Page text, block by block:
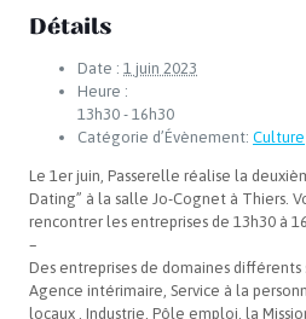
Détails
Date : 1 juin 2023
Heure :
13h30 - 16h30
Catégorie d’Évènement: Culture
Le 1er juin, Passerelle réalise la
Dating” à la salle Jo-Cognet à Thiers.
rencontrer les entreprises de 13h30 à
–
Des entreprises de domaines différents
Agence intérimaire, Service à la
locaux , Industrie, Pôle emploi, la